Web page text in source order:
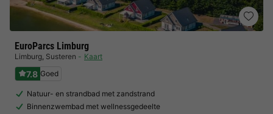
EuroParcs Limburg
Limburg, Susteren Kaart
7.8 Goed
Natuur- en strandbad met zandstrand
Binnenzwembad met wellnessgedeelte